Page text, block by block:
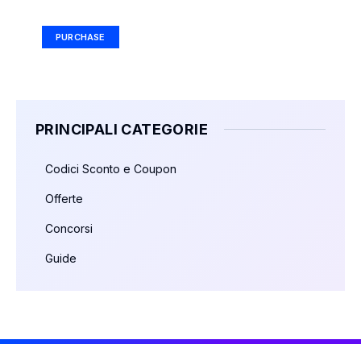
PURCHASE
PRINCIPALI CATEGORIE
Codici Sconto e Coupon
Offerte
Concorsi
Guide